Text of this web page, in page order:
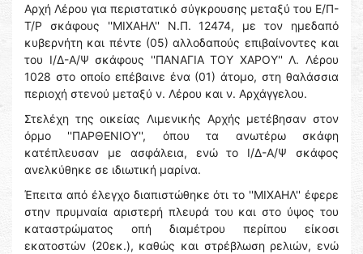
Αρχή Λέρου για περιστατικό σύγκρουσης μεταξύ του Ε/Π-
Τ/Ρ σκάφους ''ΜΙΧΑΗΛ'' Ν.Π. 12474, με τον ημεδαπό
κυβερνήτη και πέντε (05) αλλοδαπούς επιβαίνοντες και
του Ι/Δ-Α/Ψ σκάφους ''ΠΑΝΑΓΙΑ ΤΟΥ ΧΑΡΟΥ'' Λ. Λέρου
1028 στο οποίο επέβαινε ένα (01) άτομο, στη θαλάσσια
περιοχή στενού μεταξύ ν. Λέρου και ν. Αρχάγγελου.
Στελέχη της οικείας Λιμενικής Αρχής μετέβησαν στον
όρμο ''ΠΑΡΘΕΝΙΟΥ'', όπου τα ανωτέρω σκάφη
κατέπλευσαν με ασφάλεια, ενώ το Ι/Δ-Α/Ψ σκάφος
ανελκύθηκε σε ιδιωτική μαρίνα.
Έπειτα από έλεγχο διαπιστώθηκε ότι το ''ΜΙΧΑΗΛ'' έφερε
στην πρυμναία αριστερή πλευρά του και στο ύψος του
καταστρώματος οπή διαμέτρου περίπου είκοσι
εκατοστών (20εκ.), καθώς και στρέβλωση ρελιών, ενώ